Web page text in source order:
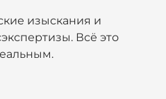
изыскания и
Всё это